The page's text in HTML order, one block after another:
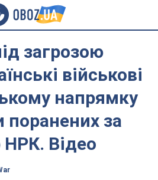
загрозою
військові
напрямку
поранених за
Відео